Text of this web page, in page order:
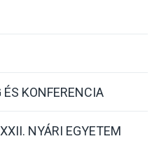
KONFERENCIA
NYÁRI EGYETEM